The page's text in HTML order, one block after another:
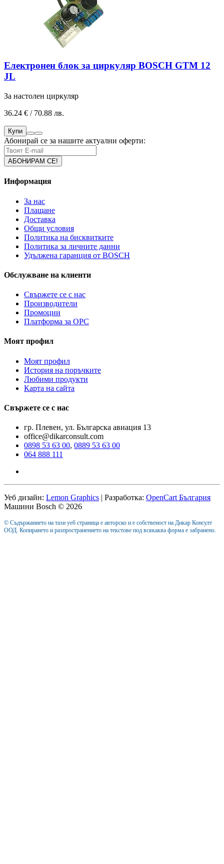
Електронен блок за циркуляр BOSCH GTM 12
JL
За настолен циркуляр
36.24 € / 70.88 лв.
Купи
Абонирай се за нашите актуални оферти:
Информация
За нас
Плащане
Доставка
Общи условия
Политика на бисквитките
Политика за личните данни
Удължена гаранция от BOSCH
Обслужване на клиенти
Свържете се с нас
Производители
Промоции
Платформа за ОРС
Моят профил
Моят профил
История на поръчките
Любими продукти
Карта на сайта
Свържете се с нас
гр. Плевен, ул. Българска авиация 13
office@dikarconsult.com
0898 53 63 00, 0889 53 63 00
064 888 111
Уеб дизайн: Lemon Graphics | Разработка: OpenCart България
Машини Bosch © 2026
© Съдържанието на тази уеб страница е авторско и е собственост на Дикар Консулт
ООД. Копирането и разпространението на текстове под всякаква форма е забранено.